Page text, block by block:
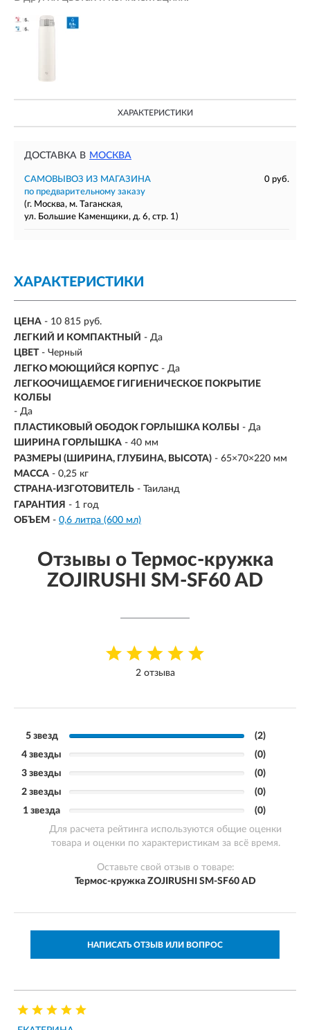
ХАРАКТЕРИСТИКИ
ДОСТАВКА В МОСКВА
САМОВЫВОЗ ИЗ МАГАЗИНА
0 руб.
по предварительному заказу
(г. Москва, м. Таганская,
ул. Большие Каменщики, д. 6, стр. 1)
ХАРАКТЕРИСТИКИ
ЦЕНА - 10 815 руб.
ЛЕГКИЙ И КОМПАКТНЫЙ - Да
ЦВЕТ - Черный
ЛЕГКО МОЮЩИЙСЯ КОРПУС - Да
ЛЕГКООЧИЩАЕМОЕ ГИГИЕНИЧЕСКОЕ ПОКРЫТИЕ
КОЛБЫ
- Да
ПЛАСТИКОВЫЙ ОБОДОК ГОРЛЫШКА КОЛБЫ
- Да
ШИРИНА ГОРЛЫШКА - 40 мм
РАЗМЕРЫ (ШИРИНА, ГЛУБИНА, ВЫСОТА) - 65×70×220 мм
МАССА - 0,25 кг
СТРАНА-ИЗГОТОВИТЕЛЬ - Таиланд
ГАРАНТИЯ - 1 год
ОБЪЕМ - 0,6 литра (600 мл)
Отзывы о Термос-кружка
ZOJIRUSHI SM-SF60 AD
2 отзыва
5 звезд
(2)
4 звезды
(0)
3 звезды
(0)
2 звезды
(0)
1 звезда
(0)
Для расчета рейтинга используются общие оценки
товара и оценки по характеристикам за всё время.
Оставьте свой отзыв о товаре:
Термос-кружка ZOJIRUSHI SM-SF60 AD
НАПИСАТЬ ОТЗЫВ ИЛИ ВОПРОС